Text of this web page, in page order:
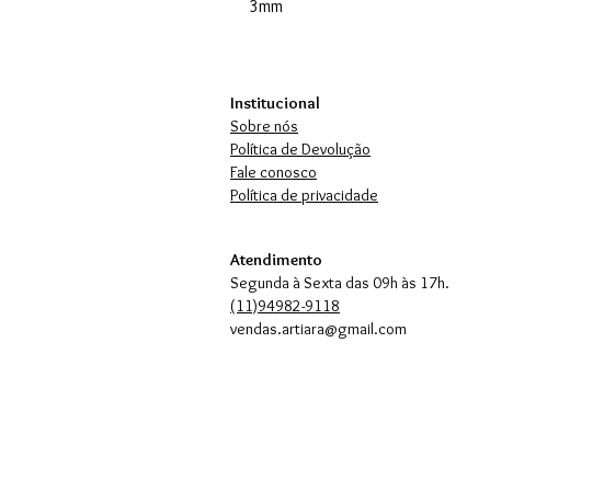
3mm
Institucional
Sobre nós
Política de Devolução
Fale conosco
Política de privacidade
Atendimento
Segunda à Sexta das 09h às 17h.
(11)94982-9118
vendas.artiara@gmail.com